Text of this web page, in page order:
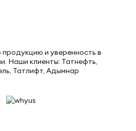
и уверенность в
Наши клиенты: Татнефть,
Татлифт, Адымнар